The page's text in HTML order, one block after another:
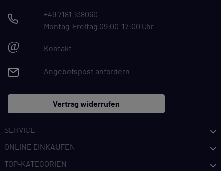
+49 7181 938060
Montag-Freitag 09:00-17:00 Uhr
@ Kontakt
Angebotspost anfordern
Vertrag widerrufen
SERVICE
ONLINE EINKAUFEN
TOP-KATEGORIEN